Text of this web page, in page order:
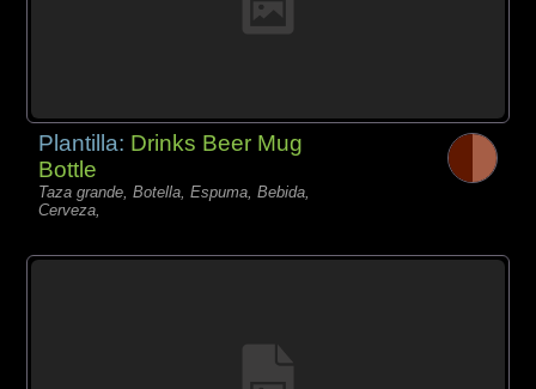
Plantilla: Drinks Beer Mug
Bottle
Taza grande, Botella, Espuma, Bebida,
Cerveza,